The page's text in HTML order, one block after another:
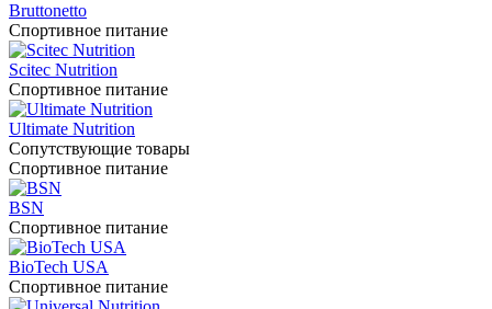
Bruttonetto
Спортивное питание
Scitec Nutrition
Спортивное питание
Ultimate Nutrition
Сопутствующие товары
Спортивное питание
BSN
Спортивное питание
BioTech USA
Спортивное питание